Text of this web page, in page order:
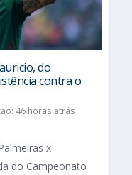
do
contra o
46 horas atrás
x
do Campeonato